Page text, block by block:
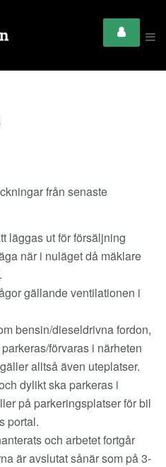
från senaste
läggas ut för försäljning
när i nuläget då mäklare
gällande ventilationen i
bensin/dieseldrivna fordon,
förvaras i närheten
alltså även uteplatser.
dylikt ska parkeras i
på parkeringsplatser för bil
portal.
och arbetet fortgår
är avslutat sånär som på 3-